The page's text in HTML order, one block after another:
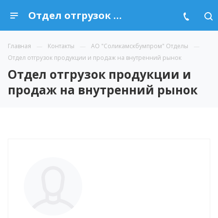
Отдел отгрузок продукции и продаж на внутренний рынок
Главная Контакты
АО "Соликамскбумпром" Отделы
Отдел отгрузок продукции и продаж на внутренний рынок
Отдел отгрузок продукции и
продаж на внутренний рынок